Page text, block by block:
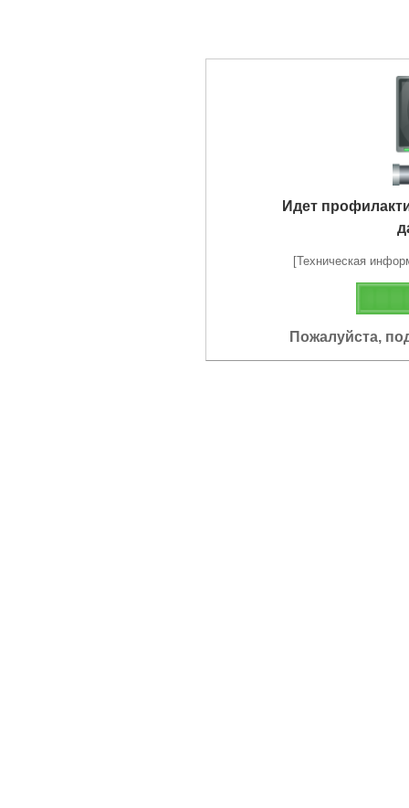
Идет
[Техническая
Пожалуйста,